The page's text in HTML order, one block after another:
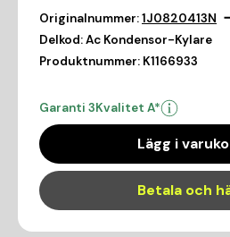
Originalnummer:1J0820413N
Delkod:Ac Kondensor-Kylare
Produktnummer: K1166933
Garanti 3Kvalitet A*
Lägg i
Betala och